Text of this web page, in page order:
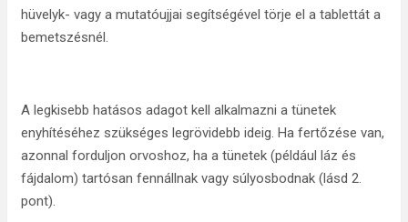
hüvelyk- vagy a mutatóujjai segítségével törje el a tablettát a
bemetszésnél.
A legkisebb hatásos adagot kell alkalmazni a tünetek
enyhítéséhez szükséges legrövidebb ideig. Ha fertőzése van,
azonnal forduljon orvoshoz, ha a tünetek (például láz és
fájdalom) tartósan fennállnak vagy súlyosbodnak (lásd 2.
pont).